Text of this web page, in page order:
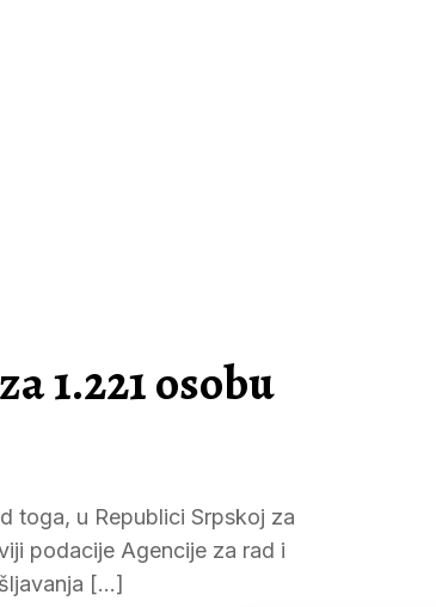
1.221 osobu
toga, u Republici Srpskoj za
podacije Agencije za rad i
[…]